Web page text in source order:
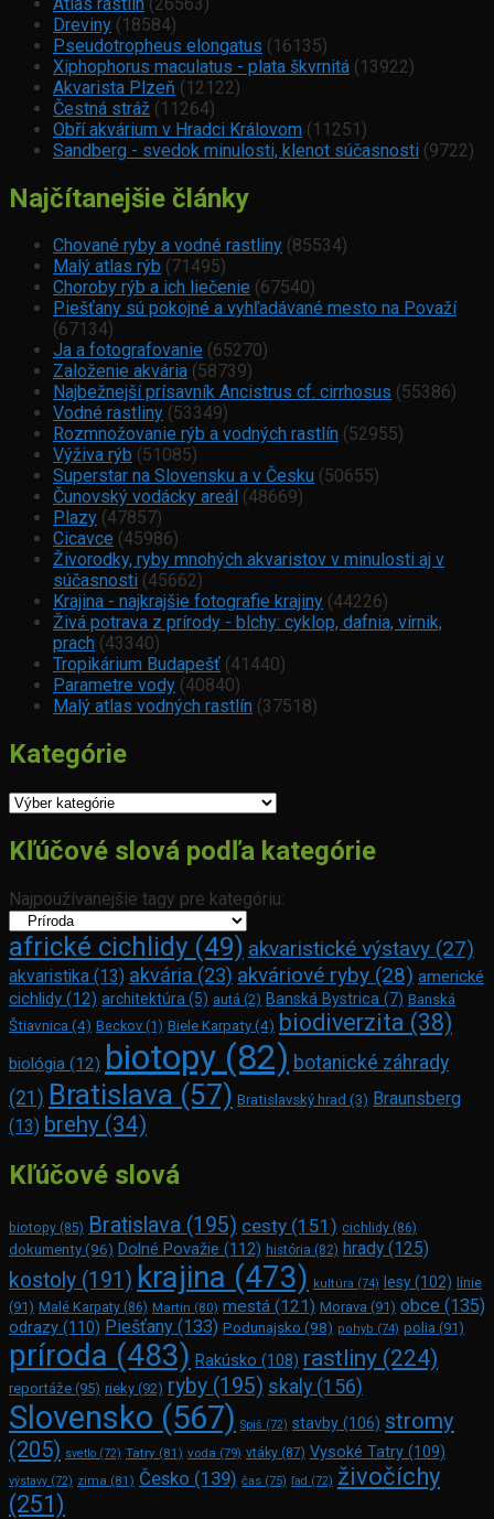
Dreviny (18584)
Pseudotropheus elongatus (16135)
Xiphophorus maculatus - plata škvrnitá (13922)
Akvarista Plzeň (12122)
Čestná stráž (11264)
Obří akvárium v Hradci Královom (11251)
Sandberg - svedok minulosti, klenot súčasnosti (9722)
Najčítanejšie články
Chované ryby a vodné rastliny (85534)
Malý atlas rýb (71495)
Choroby rýb a ich liečenie (67540)
Piešťany sú pokojné a vyhľadávané mesto na Považí
(67134)
Ja a fotografovanie (65270)
Založenie akvária (58739)
Najbežnejší prísavník Ancistrus cf. cirrhosus (55386)
Vodné rastliny (53349)
Rozmnožovanie rýb a vodných rastlín (52955)
Výživa rýb (51085)
Superstar na Slovensku a v Česku (50655)
Čunovský vodácky areál (48669)
Plazy (47857)
Cicavce (45986)
Živorodky, ryby mnohých akvaristov v minulosti aj v
súčasnosti (45662)
Krajina - najkrajšie fotografie krajiny (44226)
Živá potrava z prírody - blchy: cyklop, dafnia, vírnik,
prach (43340)
Tropikárium Budapešť (41440)
Parametre vody (40840)
Malý atlas vodných rastlín (37518)
Kategórie
Kategórie
Kľúčové slová podľa kategórie
Najpoužívanejšie tagy pre kategóriu:
africké cichlidy (49) akvaristické výstavy (27)
akvaristika (13) akvária (23) akváriové ryby (28) americké
cichlidy (12) architektúra (5) autá (2) Banská Bystrica (7) Banská
Štiavnica (4) Beckov (1) Biele Karpaty (4) biodiverzita (38)
biológia (12) biotopy (82) botanické záhrady
(21) Bratislava (57) Bratislavský hrad (3) Braunsberg
(13) brehy (34)
Kľúčové slová
biotopy (85) Bratislava (195) cesty (151) cichlidy (86)
dokumenty (96) Dolné Považie (112) história (82) hrady (125)
kostoly (191) krajina (473) kultúra (74) lesy(102) línie
(91) Malé Karpaty (86) Martin (80) mestá (121) Morava (91) obce (135)
odrazy (110) Piešťany (133) Podunajsko (98) pohyb (74) polia (91)
príroda (483) Rakúsko (108) rastliny (224)
reportáže (95) rieky (92) ryby (195) skaly (156)
Slovensko (567) Spiš (72) stavby (106) stromy
(205) svetlo (72) Tatry (81) voda (79) vtáky (87) Vysoké Tatry (109)
výstavy (72) zima (81) Česko (139) čas (75) ľad (72) živočíchy
(251)